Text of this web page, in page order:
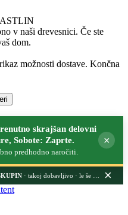
v naši drevesnici. Če ste
dom.
možnosti dostave. Končna
skrajšan delovni
Sobote: Zaprte.
predhodno naročiti.
×
· takoj dobavljivo · le še nekaj dni ×